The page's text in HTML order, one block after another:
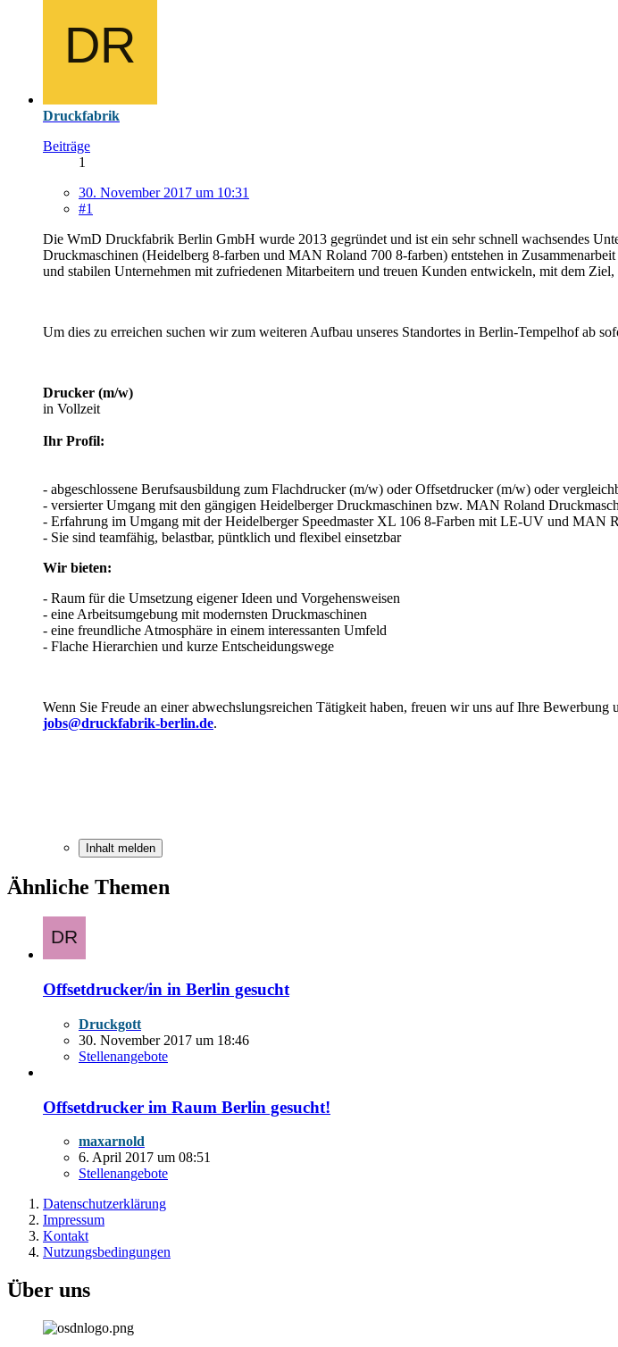
Druckfabrik
Beiträge
1
30. November 2017 um 10:31
#1
Die WmD Druckfabrik Berlin GmbH wurde 2013 gegründet und ist ein sehr schnell wachsendes
Druckmaschinen (Heidelberg 8-farben und MAN Roland 700 8-farben) entstehen in
und stabilen Unternehmen mit zufriedenen Mitarbeitern und treuen Kunden entwickeln, mit dem
Um dies zu erreichen suchen wir zum weiteren Aufbau unseres Standortes in Berlin-Tempelhof ab
Drucker (m/w)
in Vollzeit
Ihr Profil:
- abgeschlossene Berufsausbildung zum Flachdrucker (m/w) oder Offsetdrucker (m/w) oder
- versierter Umgang mit den gängigen Heidelberger Druckmaschinen bzw. MAN Roland
- Erfahrung im Umgang mit der Heidelberger Speedmaster XL 106 8-Farben mit LE-UV und MAN
- Sie sind teamfähig, belastbar, püntklich und flexibel einsetzbar
Wir bieten:
- Raum für die Umsetzung eigener Ideen und Vorgehensweisen
- eine Arbeitsumgebung mit modernsten Druckmaschinen
- eine freundliche Atmosphäre in einem interessanten Umfeld
- Flache Hierarchien und kurze Entscheidungswege
Wenn Sie Freude an einer abwechslungsreichen Tätigkeit haben, freuen wir uns auf Ihre
jobs@druckfabrik-berlin.de.
Inhalt melden
Ähnliche Themen
Offsetdrucker/in in Berlin gesucht
Druckgott
30. November 2017 um 18:46
Stellenangebote
Offsetdrucker im Raum Berlin gesucht!
maxarnold
6. April 2017 um 08:51
Stellenangebote
Datenschutzerklärung
Impressum
Kontakt
Nutzungsbedingungen
Über uns